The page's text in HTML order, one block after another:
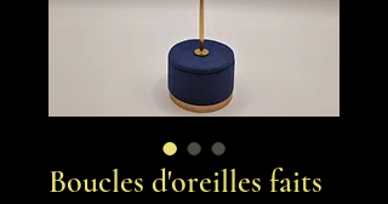
Boucles d'oreilles faits